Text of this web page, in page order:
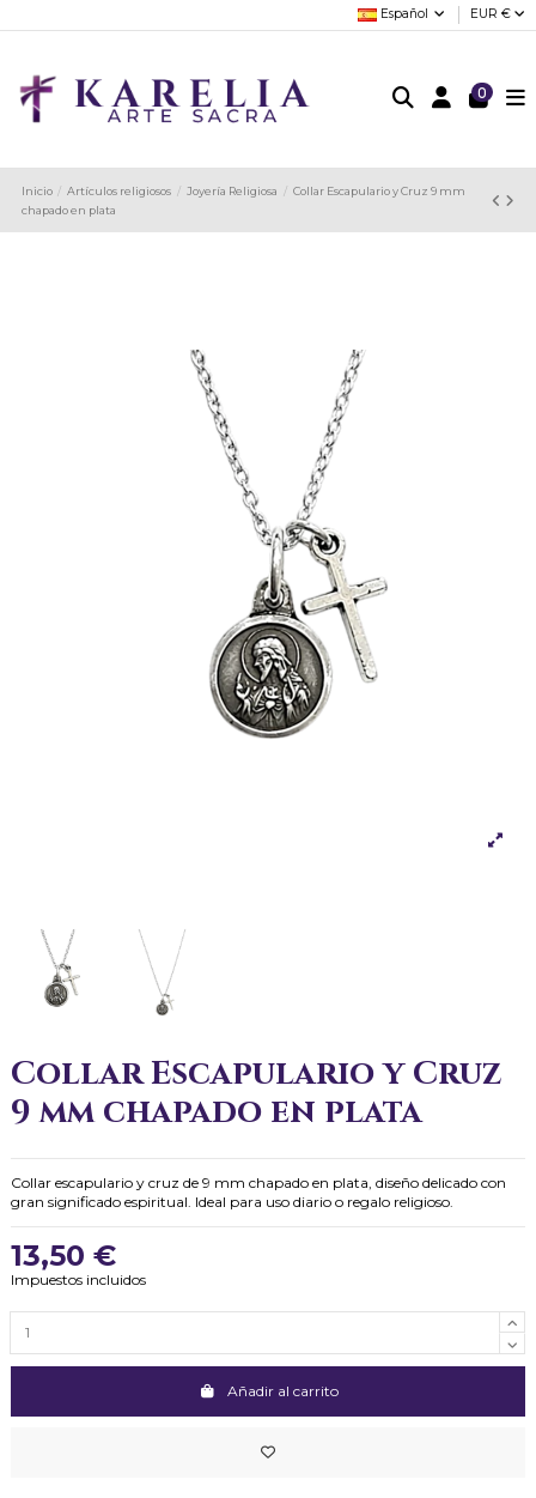
Español EUR €
0
Inicio Artículos religiosos Joyería Religiosa
Collar Escapulario y Cruz 9 mm
chapado en plata
Collar Escapulario y Cruz
9 mm chapado en plata
Collar escapulario y cruz de 9 mm chapado en plata, diseño delicado con
gran significado espiritual. Ideal para uso diario o regalo religioso.
13,50 €
Impuestos incluidos
Añadir al carrito